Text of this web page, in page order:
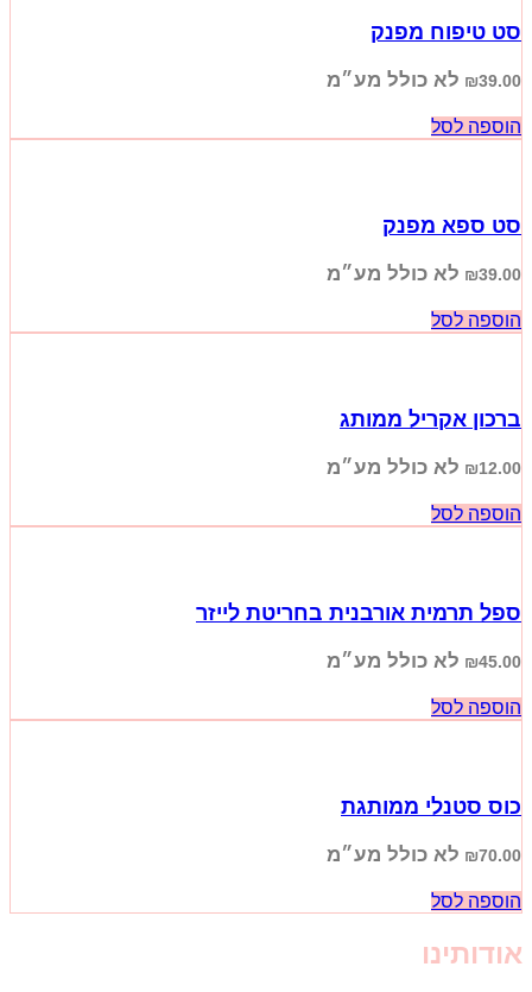
סט טיפוח מפנק
₪39.00 לא כולל מע״מ
הוספה לסל
סט ספא מפנק
₪39.00 לא כולל מע״מ
הוספה לסל
ברכון אקריל ממותג
₪12.00 לא כולל מע״מ
הוספה לסל
ספל תרמית אורבנית בחריטת לייזר
₪45.00 לא כולל מע״מ
הוספה לסל
כוס סטנלי ממותגת
₪70.00 לא כולל מע״מ
הוספה לסל
אודותינו